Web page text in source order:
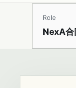
Role
NexA